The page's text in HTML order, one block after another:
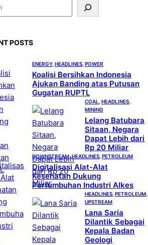
POSTS
ENERGY, HEADLINES POWER
Koalisi Bersihkan Indonesia
Ajukan Banding atas Putusan
Gugatan RUPTL
COAL HEADLINES
MINING
Lelang Batubara
Sitaan, Negara
Dapat Lebih dari
Rp 20 Miliar
DOWNSTREAM, HEADLINES PETROLEUM
Digitalisasi Alat-Alat
Kesehatan Dukung
Pertumbuhan Industri Alkes
HEADLINES PETROLEUM
UPSTREAM
Lana Saria
Dilantik Sebagai
Kepala Badan
Geologi